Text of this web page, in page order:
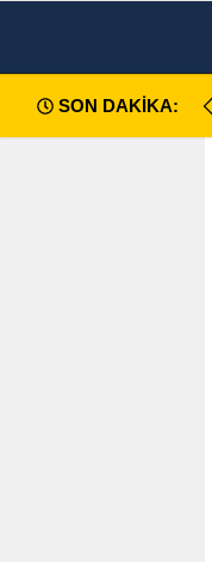
SON DAKİKA:
avukat arasında silahlı